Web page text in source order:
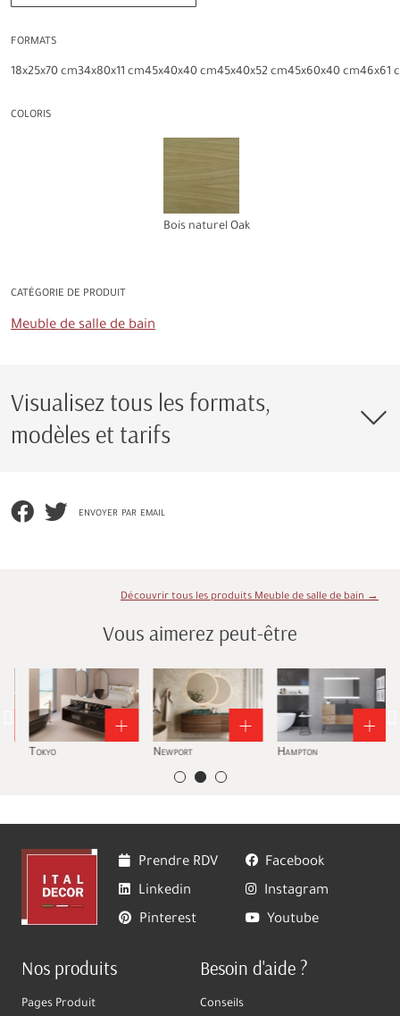
FORMATS
18x25x70 cm34x80x11 cm45x40x40 cm45x40x52 cm45x60x40 cm46x61
COLORIS
Bois naturel Oak
CATÉGORIE DE PRODUIT
Meuble de salle de bain
Visualisez tous les formats,
modèles et tarifs
envoyer par email
Découvrir tous les produits Meuble de salle de bain →
Vous aimerez peut-être
Tokyo Newport Hampton
Prendre RDV
Facebook
Linkedin
Instagram
Pinterest
Youtube
Nos produits
Pages Produit
Besoin d'aide ?
Conseils